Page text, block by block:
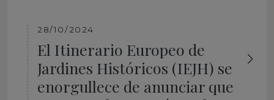
28/10/2024
El Itinerario Europeo de
Jardines Históricos (IEJH) se
enorgullece de anunciar que